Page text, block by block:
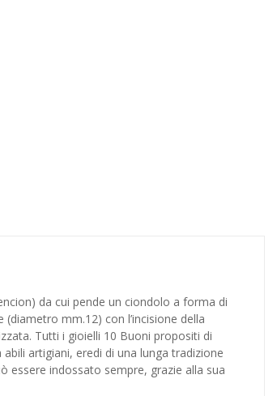
da cui pende un ciondolo a forma di
mm.12) con l’incisione della
Tutti i gioielli 10 Buoni propositi di
artigiani, eredi di una lunga tradizione
essere indossato sempre, grazie alla sua